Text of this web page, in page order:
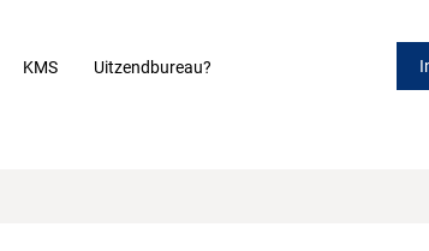
KMS Uitzendbureau?